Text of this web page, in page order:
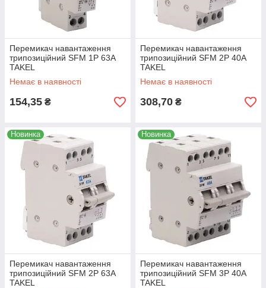
Перемикач навантаження
трипозиційний SFM 1P 63A
TAKEL
Немає в наявності
154,35 ₴
Перемикач навантаження
трипозиційний SFM 2P 40A
TAKEL
Немає в наявності
308,70 ₴
Новинка
Перемикач навантаження
трипозиційний SFM 2P 63A
TAKEL
Новинка
Перемикач навантаження
трипозиційний SFM 3P 40A
TAKEL